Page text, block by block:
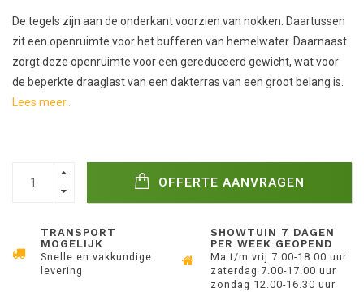
De tegels zijn aan de onderkant voorzien van nokken. Daartussen
zit een openruimte voor het bufferen van hemelwater. Daarnaast
zorgt deze openruimte voor een gereduceerd gewicht, wat voor
de beperkte draaglast van een dakterras van een groot belang is.
Lees meer..
OFFERTE AANVRAGEN
TRANSPORT
MOGELIJK
Snelle en vakkundige
levering
SHOWTUIN 7 DAGEN
PER WEEK GEOPEND
Ma t/m vrij 7.00-18.00 uur
zaterdag 7.00-17.00 uur
zondag 12.00-16.30 uur